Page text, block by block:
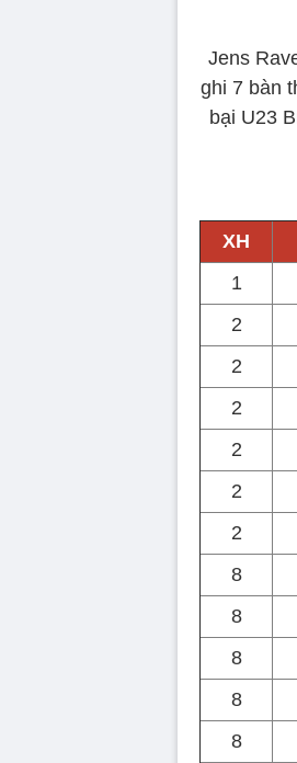
Jens
ghi 7 bàn
bại U23
XH
1
2
2
2
2
2
2
8
8
8
8
8